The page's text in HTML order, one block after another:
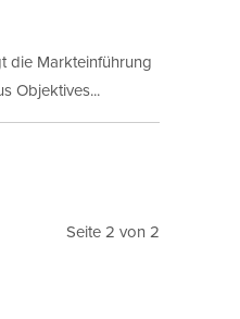
die Markteinführung
Objektives...
Seite 2 von 2